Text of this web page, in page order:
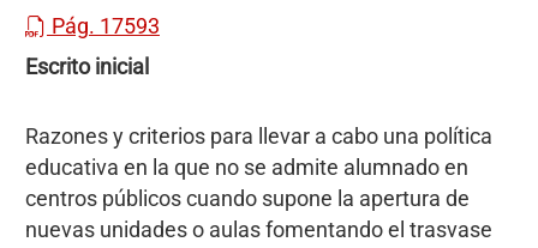
Pág. 17593
Escrito inicial
Razones y criterios para llevar a cabo una política
educativa en la que no se admite alumnado en
centros públicos cuando supone la apertura de
nuevas unidades o aulas fomentando el trasvase